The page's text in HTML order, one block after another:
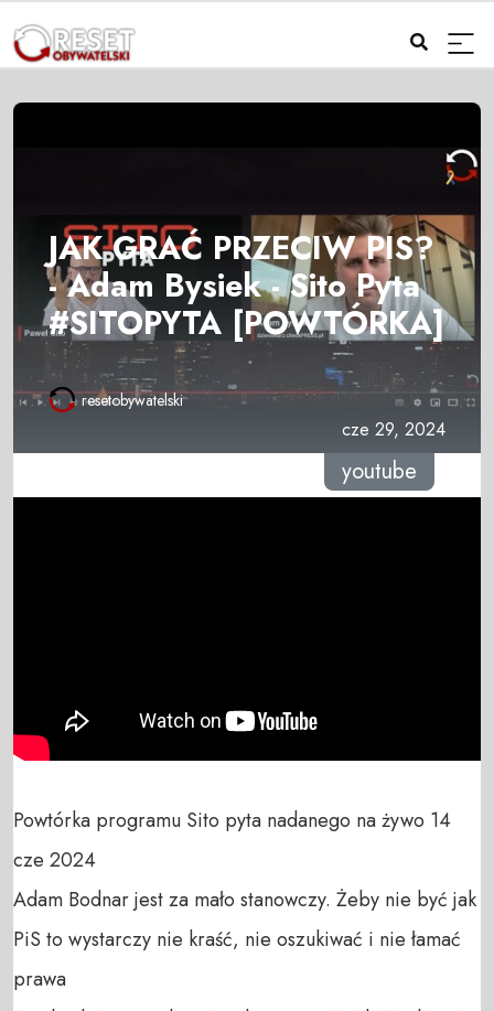
JAK GRAĆ PRZECIW PIS?
- Adam Bysiek - Sito Pyta
#SITOPYTA [POWTÓRKA]
resetobywatelski
cze 29, 2024
youtube
Powtórka programu Sito pyta nadanego na żywo 14
cze 2024
Adam Bodnar jest za mało stanowczy. Żeby nie być jak
PiS to wystarczy nie kraść, nie oszukiwać i nie łamać
prawa